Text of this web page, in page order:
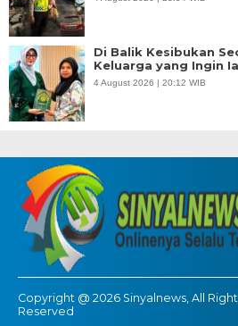
Copyright @ 2026 Sinyalnews, All Rights
Reserved